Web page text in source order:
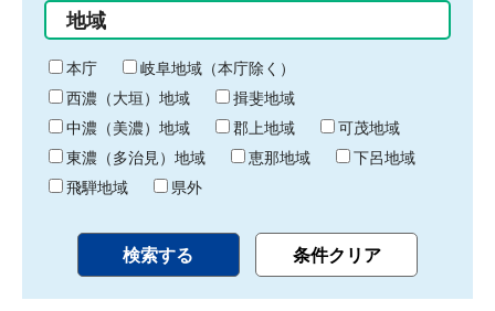
り
終
わ
り
地域
本庁
岐阜地域（本庁除く）
西濃（大垣）地域
揖斐地域
中濃（美濃）地域
郡上地域
可茂地域
東濃（多治見）地域
恵那地域
下呂地域
飛騨地域
県外